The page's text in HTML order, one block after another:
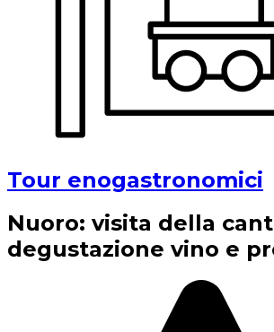
Tour enogastronomici
Nuoro: visita della
degustazione vino e